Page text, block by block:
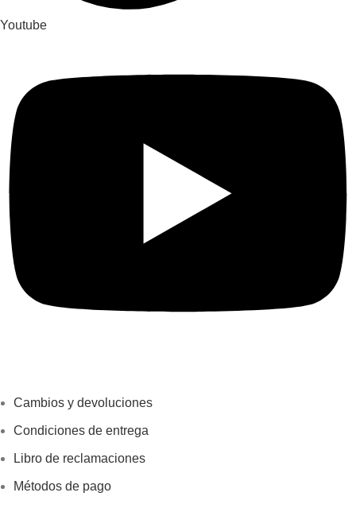
Youtube
Cambios y devoluciones
Condiciones de entrega
Libro de reclamaciones
Métodos de pago